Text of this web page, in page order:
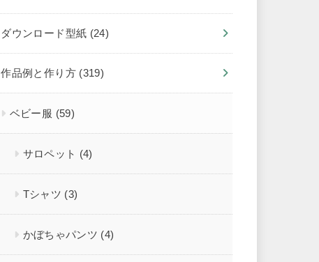
ダウンロード型紙 (24)
作品例と作り方 (319)
ベビー服 (59)
サロペット (4)
Tシャツ (3)
かぼちゃパンツ (4)